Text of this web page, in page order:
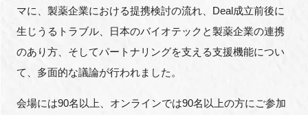
マに、製薬企業における提携検討の流れ、Deal成立前後に
生じうるトラブル、日本のバイオテックと製薬企業の連携
のあり方、そしてパートナリングを支える支援機能につい
て、多面的な議論が行われました。
会場には90名以上、オンラインでは90名以上の方にご参加